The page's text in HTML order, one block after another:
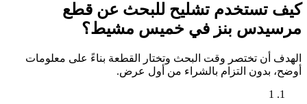
كيف تستخدم تشليح للبحث عن قطع
مرسيدس بنز في خميس مشيط؟
الهدف أن تختصر وقت البحث وتختار القطعة بناءً على معلومات
أوضح، بدون التزام بالشراء من أول عرض.
1